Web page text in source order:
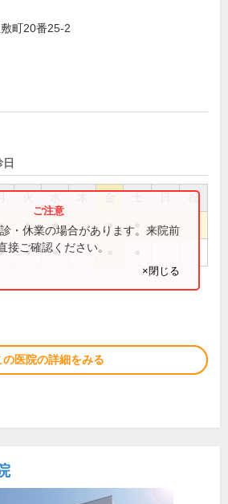
町20番25-2
祝
● ● ● ●
● ●
・休業の場合があります。来院前
接ご確認ください。
×閉じる
の医院の詳細をみる